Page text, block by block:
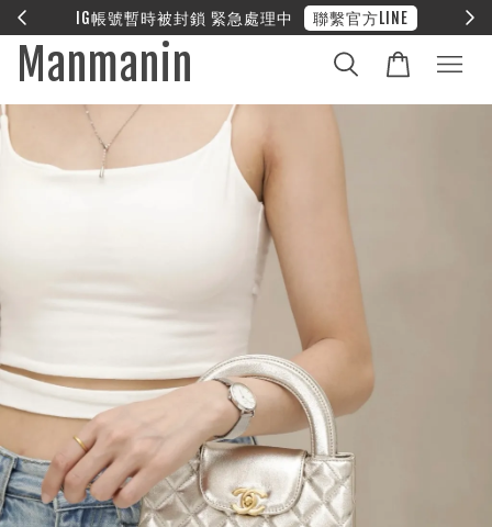
❤︎ 全館滿兩萬享免運
Manmanin